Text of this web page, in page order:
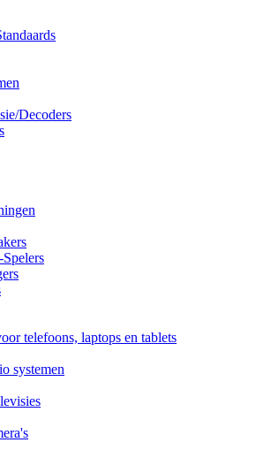
Decoders
telefoons, laptops en tablets
systemen